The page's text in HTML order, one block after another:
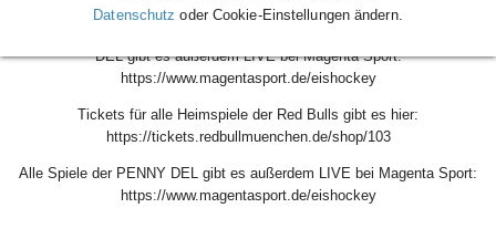
Tickets für alle Heimspiele der Red Bulls gibt es hier:
DEL gibt es außerdem LIVE bei Magenta Sport:
https://www.magentasport.de/eishockey
Tickets für alle Heimspiele der Red Bulls gibt es hier:
https://tickets.redbullmuenchen.de/shop/103
Alle Spiele der PENNY DEL gibt es außerdem LIVE bei Magenta Sport:
https://www.magentasport.de/eishockey
Datenschutz oder Cookie-Einstellungen ändern.